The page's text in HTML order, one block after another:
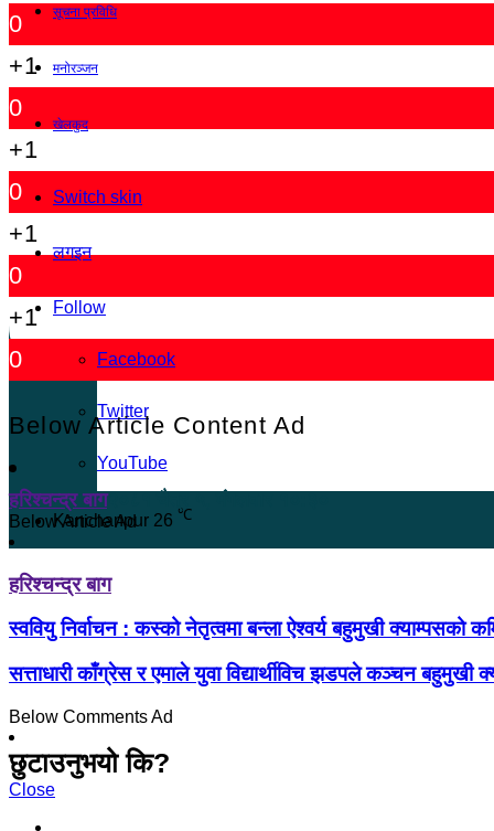
सूचना प्रविधि
मनोरञ्जन
खेलकुद
Switch skin
लगइन
Follow
Facebook
Twitter
YouTube
Kanchanpur 26 ℃
0
+1
0
+1
0
+1
0
+1
0
Below Article Content Ad
हरिश्चन्द्र बाग२०८१ चैत्र ५, मंगलवार १०:३०
Below Article Ad
हरिश्चन्द्र बाग
स्ववियु निर्वाचन : कस्को नेतृत्वमा बन्ला ऐश्वर्य बहुमुखी क्याम्पसको
सत्ताधारी काँग्रेस र एमाले युवा विद्यार्थीविच झडपले कञ्चन बहुमुखी
Below Comments Ad
छुटाउनुभयो कि?
Close